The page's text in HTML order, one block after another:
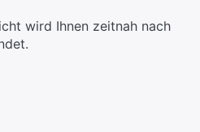
wird Ihnen zeitnah nach